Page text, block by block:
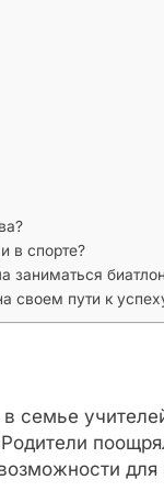
в спорте?
заниматься
своем пути к
семье